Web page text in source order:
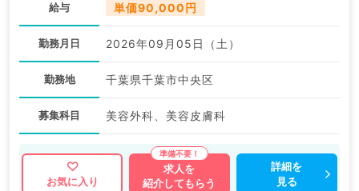
給与 単価90,000円
勤務月日 2026年09月05日（土）
勤務地 千葉県千葉市中央区
募集科目 美容外科、美容皮膚科
お気に入り
求人を
紹介してもらう
詳細を
見る